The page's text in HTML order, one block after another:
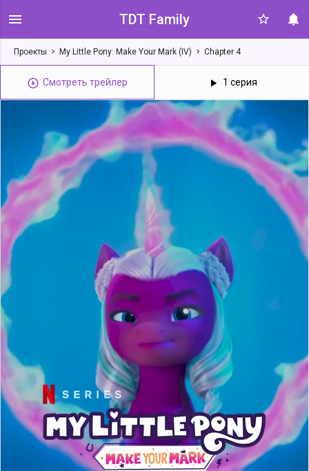
TDT Family
Проекты My Little Pony: Make Your Mark (IV) Chapter 4
Смотреть трейлер 1 серия